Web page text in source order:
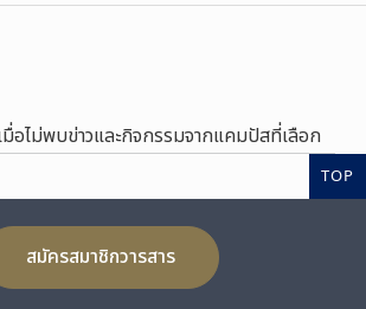
มื่อไม่พบข่าวและกิจกรรมจากแคมปัสที่เลือก
TOP
สมัครสมาชิกวารสาร